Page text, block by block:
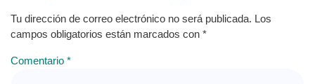
Tu dirección de correo electrónico no será publicada. Los
campos obligatorios están marcados con *
Comentario *